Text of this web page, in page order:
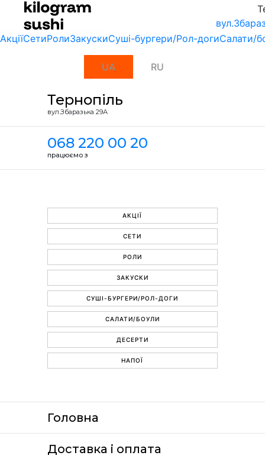
АкціїСетиРолиЗакускиСуші-бургери/Рол-догиСалати/
UA RU
Тернопіль
вул.Збаразька 29А
068 220 00 20
працюємо з
АКЦІЇ
СЕТИ
РОЛИ
ЗАКУСКИ
СУШІ-БУРГЕРИ/РОЛ-ДОГИ
САЛАТИ/БОУЛИ
ДЕСЕРТИ
НАПОЇ
Головна
Доставка i оплата